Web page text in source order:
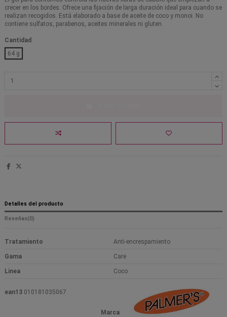
crecer en los bordes. Ofrece una fijación de larga duración ideal para cuando se
realizan recogidos. Está elaborado a base de aceite de coco y monoi. No
contiene sulfatos, parabenos, aceites minerales ni gluten.
Cantidad
64 g
Detalles del producto
Reseñas(0)
Tratamiento Anti-encrespamiento
Gama Care
Linea Coco
Marca
ean13 010181035067